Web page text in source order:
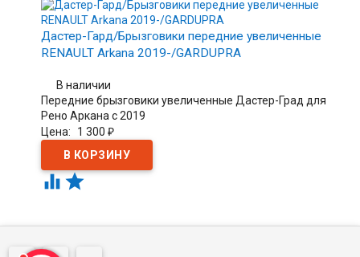
Дастер-Гард/Брызговики передние увеличенные
RENAULT Arkana 2019-/GARDUPRA
В наличии
Передние брызговики увеличенные Дастер-Град для
Рено Аркана c 2019
Цена:
1 300 ₽
 